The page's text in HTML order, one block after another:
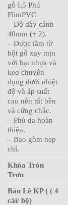
gỗ L5 Phủ
FlimPVC
– Độ dày cánh
40mm (± 2).
– Được làm từ
bột gỗ xay mịn
với hạt nhựa và
keo chuyên
dụng dưới nhiệt
độ và áp suất
cao nên rất bền
và cứng chắc.
– Phủ da hoàn
thiện.
– Bao gồm nẹp
chỉ.
Khóa Tròn
Trơn
Bản Lề KP ( ( 4
cái/ bộ)